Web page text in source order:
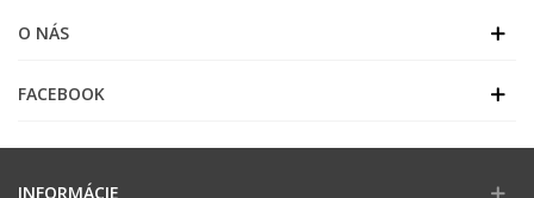
Vysávače sú určené pre všetky typy a veľkosti bazénov.
Dôležitá je však správna dĺžka bazénovej hadice, ktorá sa
byť aj teleskopická.
O NÁS
FACEBOOK
INFORMÁCIE